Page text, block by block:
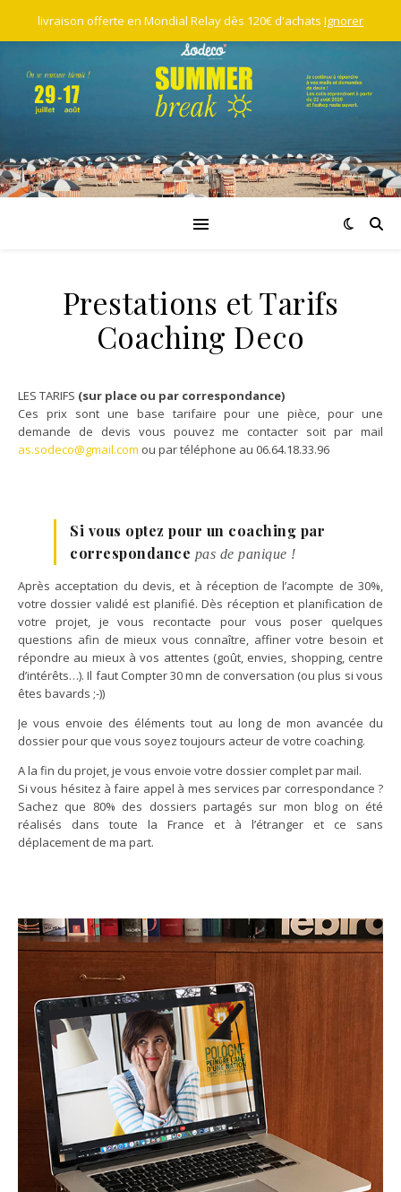
Prestations et Tarifs
Coaching Deco
LES TARIFS (sur place ou par correspondance)
Ces prix sont une base tarifaire pour une pièce, pour une
demande de devis vous pouvez me contacter soit par mail
as.sodeco@gmail.com ou par téléphone au 06.64.18.33.96
Si vous optez pour un coaching par
correspondance pas de panique !
Après acceptation du devis, et à réception de l’acompte de 30%,
votre dossier validé est planifié. Dès réception et planification de
votre projet, je vous recontacte pour vous poser quelques
questions afin de mieux vous connaître, affiner votre besoin et
répondre au mieux à vos attentes (goût, envies, shopping, centre
d’intérêts…). Il faut Compter 30 mn de conversation (ou plus si vous
êtes bavards ;-))
Je vous envoie des éléments tout au long de mon avancée du
dossier pour que vous soyez toujours acteur de votre coaching.
A la fin du projet, je vous envoie votre dossier complet par mail.
Si vous hésitez à faire appel à mes services par correspondance ?
Sachez que 80% des dossiers partagés sur mon blog on été
réalisés dans toute la France et à l’étranger et ce sans
déplacement de ma part.
livraison offerte en Mondial Relay dès 120€ d'achats Ignorer